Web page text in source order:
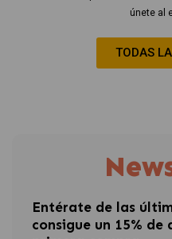
únete al
TODAS
Entérate de las
consigue un 15% de